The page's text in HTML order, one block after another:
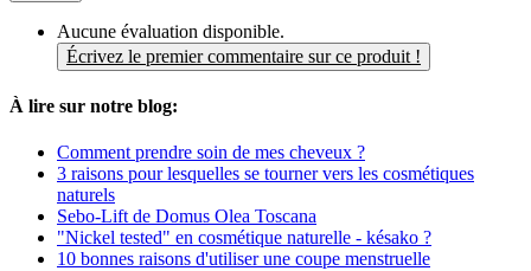
Aucune évaluation disponible.
Écrivez le premier commentaire sur ce produit !
À lire sur notre blog:
Comment prendre soin de mes cheveux ?
3 raisons pour lesquelles se tourner vers les cosmétiques
naturels
Sebo-Lift de Domus Olea Toscana
"Nickel tested" en cosmétique naturelle - késako ?
10 bonnes raisons d'utiliser une coupe menstruelle